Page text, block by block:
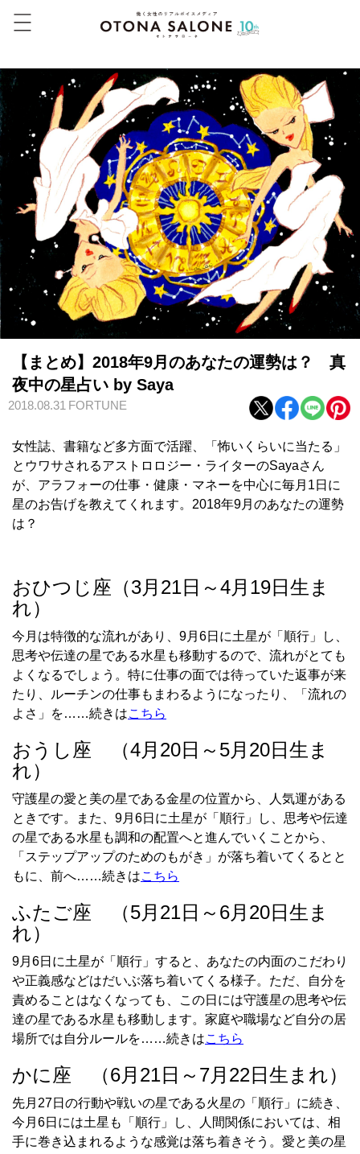
【まとめ】2018年9月のあなたの運勢は？ 真
夜中の星占い by Saya
2018.08.31 FORTUNE
女性誌、書籍など多方面で活躍、「怖いくらいに当たる」
とウワサされるアストロロジー・ライターのSayaさん
が、アラフォーの仕事・健康・マネーを中心に毎月1日に
星のお告げを教えてくれます。2018年9月のあなたの運勢
は？
おひつじ座（3月21日～4月19日生ま
れ）
今月は特徴的な流れがあり、9月6日に土星が「順行」し、
思考や伝達の星である水星も移動するので、流れがとても
よくなるでしょう。特に仕事の面では待っていた返事が来
たり、ルーチンの仕事もまわるようになったり、「流れの
よさ」を……続きはこちら
おうし座 （4月20日～5月20日生ま
れ）
守護星の愛と美の星である金星の位置から、人気運がある
ときです。また、9月6日に土星が「順行」し、思考や伝達
の星である水星も調和の配置へと進んでいくことから、
「ステップアップのためのもがき」が落ち着いてくるとと
もに、前へ……続きはこちら
ふたご座 （5月21日～6月20日生ま
れ）
9月6日に土星が「順行」すると、あなたの内面のこだわり
や正義感などはだいぶ落ち着いてくる様子。ただ、自分を
責めることはなくなっても、この日には守護星の思考や伝
達の星である水星も移動します。家庭や職場など自分の居
場所では自分ルールを……続きはこちら
かに座 （6月21日～7月22日生まれ）
先月27日の行動や戦いの星である火星の「順行」に続き、
今月6日には土星も「順行」し、人間関係においては、相
手に巻き込まれるような感覚は落ち着きそう。愛と美の星